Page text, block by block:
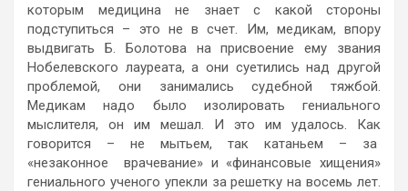
которым медицина не знает с какой стороны
подступиться – это не в счет. Им, медикам, впору
выдвигать Б. Болотова на присвоение ему звания
Нобелевского лауреата, а они суетились над другой
проблемой, они занимались судебной тяжбой.
Медикам надо было изолировать гениального
мыслителя, он им мешал. И это им удалось. Как
говорится – не мытьем, так катаньем – за
«незаконное врачевание» и «финансовые хищения»
гениального ученого упекли за решетку на восемь лет.